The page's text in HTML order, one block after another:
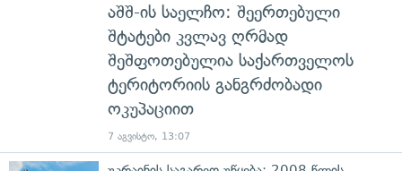
აშშ-ის საელჩო: შეერთებული
შტატები კვლავ ღრმად
შეშფოთებულია საქართველოს
ტერიტორიის განგრძობადი
ოკუპაციით
7 აგვისტო, 13:07